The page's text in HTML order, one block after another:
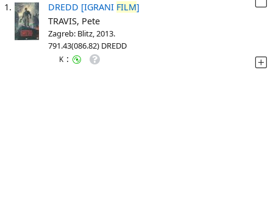
1. DREDD [IGRANI FILM]
TRAVIS, Pete
Zagreb: Blitz, 2013.
791.43(086.82) DREDD
K :